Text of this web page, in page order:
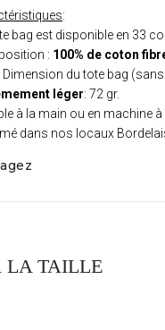
:
bag est disponible en 33
: 100% de coton
Dimension du tote bag
léger: 72 gr.
à la main ou en machine à
dans nos locaux
LA TAILLE